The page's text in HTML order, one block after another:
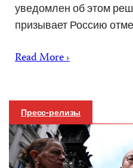
уведомлен об этом
призывает Россию
Read More ›
Пресс-релизы